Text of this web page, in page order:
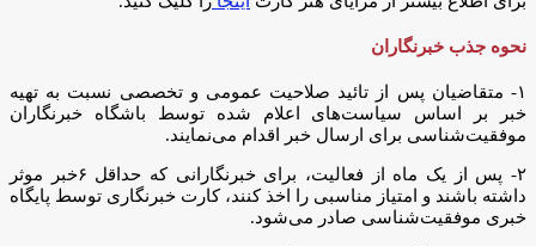
نحوه جذب خبرنگاران
١- متقاضیان پس از تائید صلاحیت عمومی و تخصصی نسبت به تهیه
خبر بر اساس سیاست‌هاى اعلام شده توسط باشگاه خبرنگاران
موفقیت‌شناسی براى ارسال خبر اقدام می‌نمایند.
٢- پس از یک ماه از فعالیت، برای خبرنگارانى که حداقل ۶خبر موثر
داشته باشند و امتیاز مناسبى را اخذ کنند، کارت خبرنگارى توسط پایگاه
خبری موفقیت‌شناسی صادر مى‌شود.